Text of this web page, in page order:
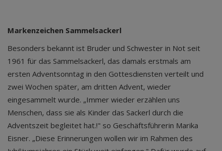
Markenzeichen Sammelsackerl
Besonders bekannt ist Bruder und Schwester in Not seit
1961 für das Sammelsackerl, das damals erstmals am
ersten Adventsonntag in den Gottesdiensten verteilt und
zwei Wochen später, am dritten Advent, wieder
eingesammelt wurde. „Immer wieder erzählen uns
Menschen, dass sie als Kinder das Sackerl durch die
Adventszeit begleitet hat.!" so Geschäftsführerin Marika
Eisner. „Diese Erinnerungen wollen wir im Rahmen des